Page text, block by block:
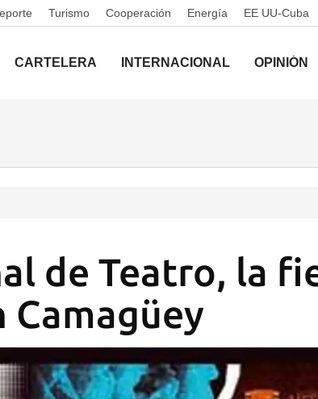
Turismo Cooperación Energía EE UU-Cuba
CARTELERA INTERNACIONAL OPINIÓN
de Teatro, la
Camagüey